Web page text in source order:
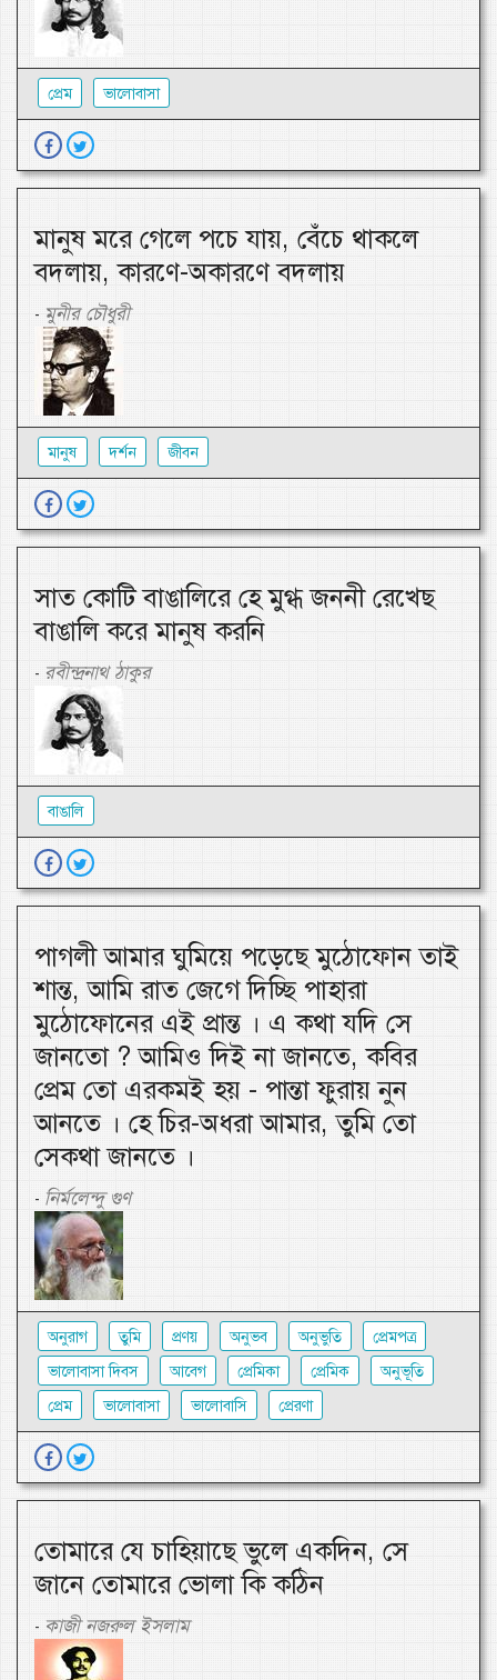
প্রেম ভালোবাসা
মানুষ মরে গেলে পচে যায়, বেঁচে থাকলে
বদলায়, কারণে-অকারণে বদলায়
- মুনীর চৌধুরী
মানুষ দর্শন জীবন
সাত কোটি বাঙালিরে হে মুগ্ধ জননী রেখেছ
বাঙালি করে মানুষ করনি
- রবীন্দ্রনাথ ঠাকুর
বাঙালি
পাগলী আমার ঘুমিয়ে পড়েছে মুঠোফোন তাই
শান্ত, আমি রাত জেগে দিচ্ছি পাহারা
মুঠোফোনের এই প্রান্ত । এ কথা যদি সে
জানতো ? আমিও দিই না জানতে, কবির
প্রেম তো এরকমই হয় - পান্তা ফুরায় নুন
আনতে । হে চির-অধরা আমার, তুমি তো
সেকথা জানতে ।
- নির্মলেন্দু গুণ
অনুরাগ তুমি প্রণয় অনুভব অনুভুতি
প্রেমপত্র
ভালোবাসা দিবস
আবেগ প্রেমিকা প্রেমিক
অনুভূতি
প্রেম
ভালোবাসা ভালোবাসি প্রেরণা
তোমারে যে চাহিয়াছে ভুলে একদিন, সে
জানে তোমারে ভোলা কি কঠিন
- কাজী নজরুল ইসলাম